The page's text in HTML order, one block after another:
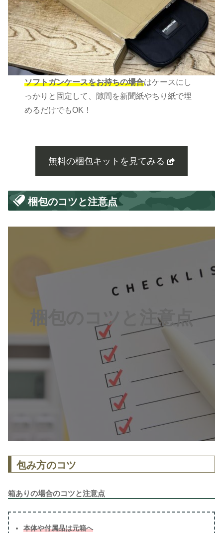
ソフトガンケースをお持ちの場合はケースにし
っかりと固定して、隙間を新聞紙やちり紙で埋
めるだけでもOK！
無料の梱包キットを見てみる
梱包のコツと注意点
梱包のコツと注意点
包み方のコツ
箱ありの場合のコツと注意点
本体や付属品は元箱へ